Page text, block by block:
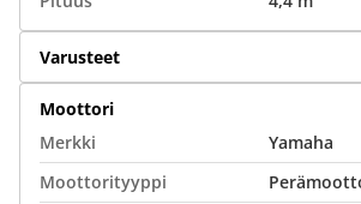
Varusteet
Moottori
Merkki
Yamaha
Moottorityyppi